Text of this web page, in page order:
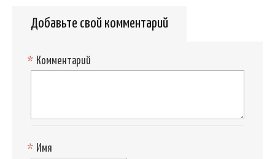
Добавьте свой комментарий
Комментарий
*
Имя
*